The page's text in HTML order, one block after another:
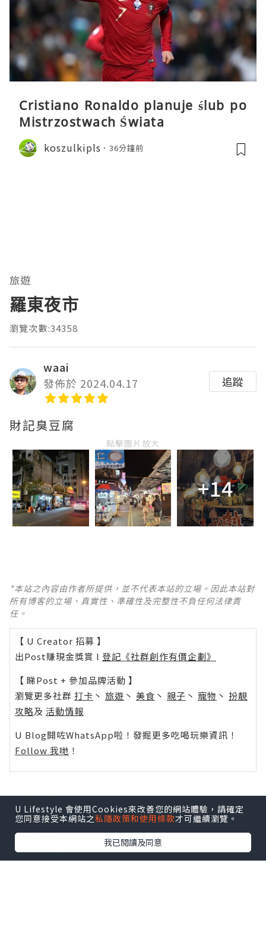
Cristiano Ronaldo planuje ślub po
Mistrzostwach Świata
koszulkipls 36分鐘前
旅遊
羅東夜市
瀏覽次數:34358
waai
發佈於 2024.04.17
追蹤
財記臭豆腐
點擊圖片放大
+14
*本站之內容由作者所提供，並不代表本站的立場。因此本站對
所有博客的立場、真實性、準確性及完整性不負任何法律責
任。
【 U Creator 招募 】
出Post賺現金獎賞 l 登記《社群創作有價企劃》
【 睇Post + 參加品牌活動 】
瀏覽更多社群 打卡 丶 旅遊 丶 美食 丶 親子 丶 寵物 丶 扮靚
攻略及 活動情報
U Blog開咗WhatsApp啦！發掘更多吃喝玩樂資訊！
Follow 我哋 ！
0個讚好
收藏
U Lifestyle 會使用Cookies來改善您的網站體驗，請確定
您同意接受本網站之私隱政策和使用條款才可繼續瀏覽。
我已閱讀及同意